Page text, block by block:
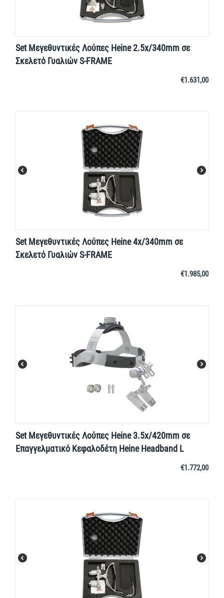
Set Μεγεθυντικές Λούπες Heine 2.5x/340mm σε
Σκελετό Γυαλιών S-FRAME
€1.631,00
Set Μεγεθυντικές Λούπες Heine 4x/340mm σε
Σκελετό Γυαλιών S-FRAME
€1.985,00
Set Μεγεθυντικές Λούπες Heine 3.5x/420mm σε
Επαγγελματικό Κεφαλοδέτη Heine Headband L
€1.772,00